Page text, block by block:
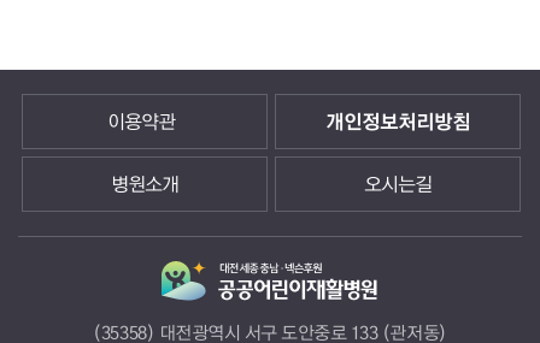
이용약관 개인정보처리방침
병원소개 오시는길
(35358) 대전광역시 서구 도안중로 133 (관저동)